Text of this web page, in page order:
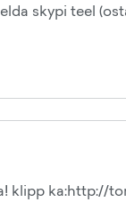
skypi teel
klipp ka:http://